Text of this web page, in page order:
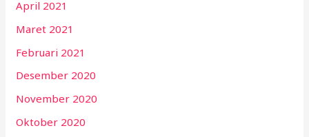
April 2021
Maret 2021
Februari 2021
Desember 2020
November 2020
Oktober 2020